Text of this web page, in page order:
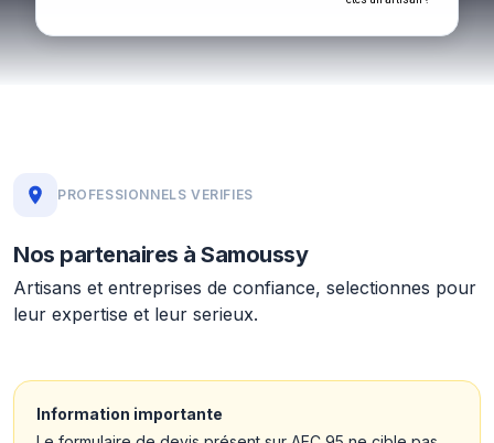
PROFESSIONNELS VERIFIES
Nos partenaires à Samoussy
Artisans et entreprises de confiance, selectionnes pour
leur expertise et leur serieux.
Information importante